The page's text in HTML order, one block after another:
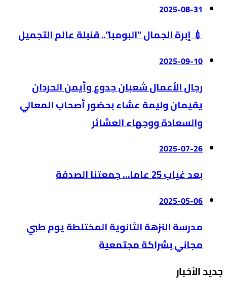
2025-08-31
💉 إبرة الجمال “البومبا”.. قنبلة عالم التجميل
2025-09-10
رجال الأعمال شعبان جدوع وأيمن الحردان
يقيمان وليمة عشاء بحضور أصحاب المعالي
والسعادة ووجهاء العشائر
2025-07-26
بعد غياب 25 عاماً… جمعتنا الصدفة
2025-05-06
مدرسة النزهة الثانوية المختلطة يوم طبي
مجاني بشراكة مجتمعية
جديد الأخبار